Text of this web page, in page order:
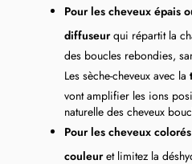
Pour les cheveux épais
diffuseurqui répartit la
des boucles rebondies,
Les sèche-cheveux avec la
vont amplifier les ions
naturelle des cheveux
Pour les cheveux
couleuret limitez la